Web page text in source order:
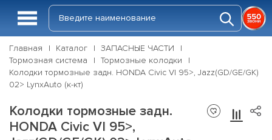
Главная Каталог
ЗАПАСНЫЕ ЧАСТИ
Тормозная система
Тормозные колодки
Колодки тормозные задн. HONDA Civic VI 95>, Jazz(GD/GE/GK)
02> LynxAuto (к-кт)
Колодки тормозные задн.
HONDA Civic VI 95>,